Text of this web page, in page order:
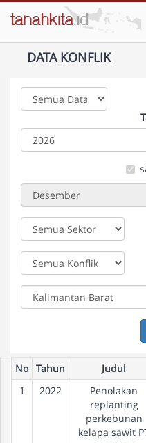
DATA KONFLIK
No Tahun Judul
1
2022
Penolakan
replanting
perkebunan
kelapa sawit